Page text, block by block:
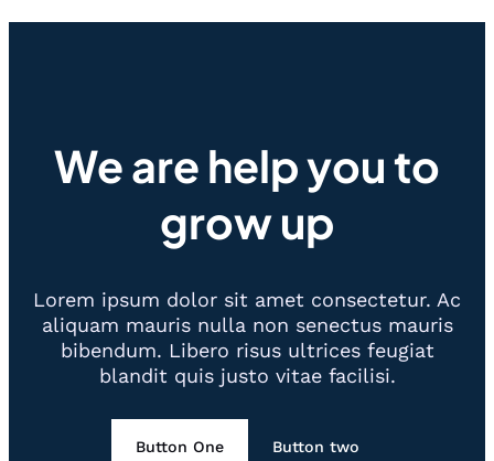
We are help you to
grow up
Lorem ipsum dolor sit amet consectetur. Ac
aliquam mauris nulla non senectus mauris
bibendum. Libero risus ultrices feugiat
blandit quis justo vitae facilisi.
Button One Button two